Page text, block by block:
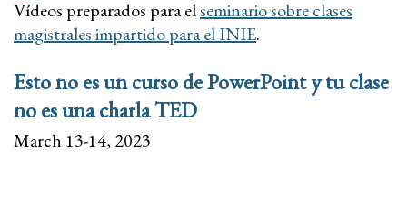
Vídeos preparados para elseminario sobre clases
magistrales impartido para el INIE.
Esto no es un curso de PowerPoint y tu clase
no es una charla TED
March 13-14, 2023